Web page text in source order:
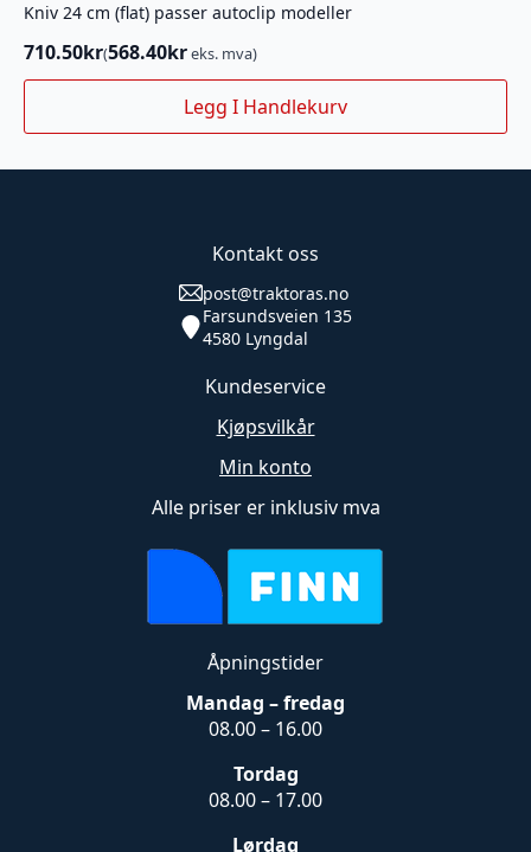
Kniv 24 cm (flat) passer autoclip modeller
710.50kr(568.40kreks. mva)
Legg I Handlekurv
Kontakt oss
post@traktoras.no
Farsundsveien 135
4580 Lyngdal
Kundeservice
Kjøpsvilkår
Min konto
Alle priser er inklusiv mva
Åpningstider
Mandag – fredag
08.00 – 16.00
Tordag
08.00 – 17.00
Lørdag